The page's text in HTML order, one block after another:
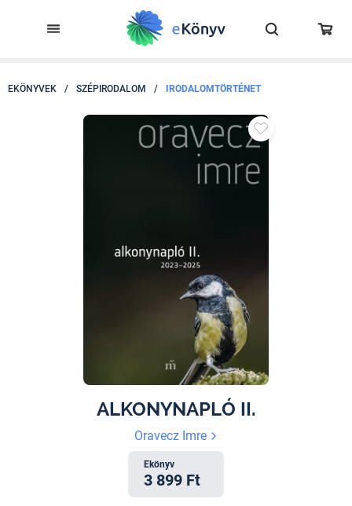
EKÖNYVEK / SZÉPIRODALOM / IRODALOMTÖRTÉNET
ALKONYNAPLÓ II.
Oravecz Imre
Ekönyv
3 899 Ft